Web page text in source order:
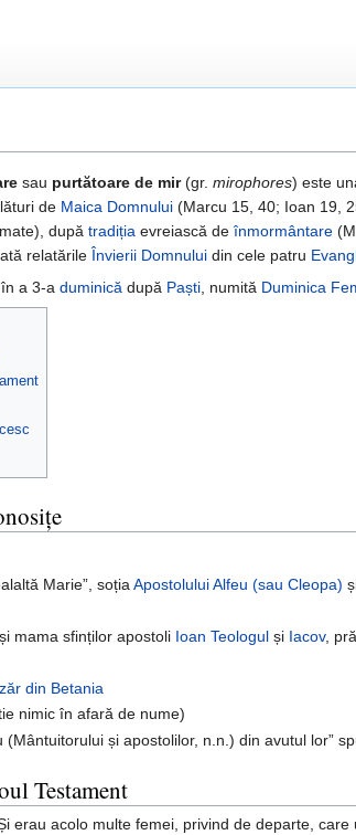
sau purtătoare de mir(gr. mirophores) este
de Maica Domnului (Marcu 15, 40; Ioan 19,
după tradiția evreiască deînmormântare
relatările Învierii Domnului din cele patru
a 3-a duminică după Paști, numită Duminica
Marie”, soțiaApostolului Alfeu (sau Cleopa)
mama sfinților apostoli Ioan Teologul și Iacov,
din Betania
nimic în afară de nume)
(Mântuitorului și apostolilor, n.n.) din avutul lor”
Testament
erau acolo multe femei, privind de departe,